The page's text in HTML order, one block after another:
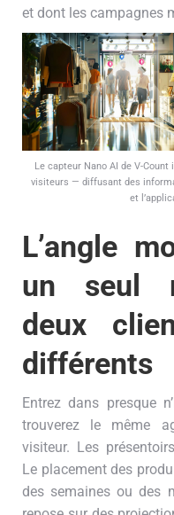
et dont les campagnes
Le capteur Nano AI de V-
visiteurs — diffusant des
et
L’angle
un seul
deux
différents
Entrez dans presque
trouverez le même
visiteur. Les
Le placement des
des semaines ou des